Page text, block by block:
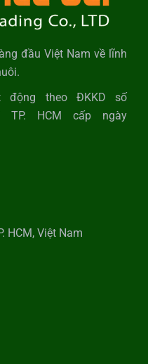
đầu Việt Nam về lĩnh
động theo ĐKKD số
HCM cấp ngày
HCM, Việt Nam